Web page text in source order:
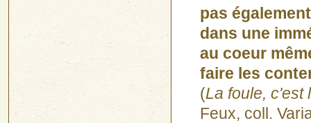
pas
dans une
au coeur
faire les
(La foule, c'est
Feux, coll.